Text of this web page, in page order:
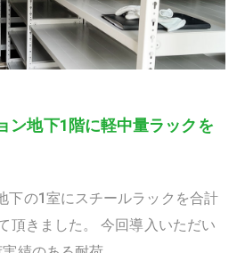
ン地下1階に軽中量ラックを
下の1室にスチールラックを合計
頂きました。 今回導入いただい